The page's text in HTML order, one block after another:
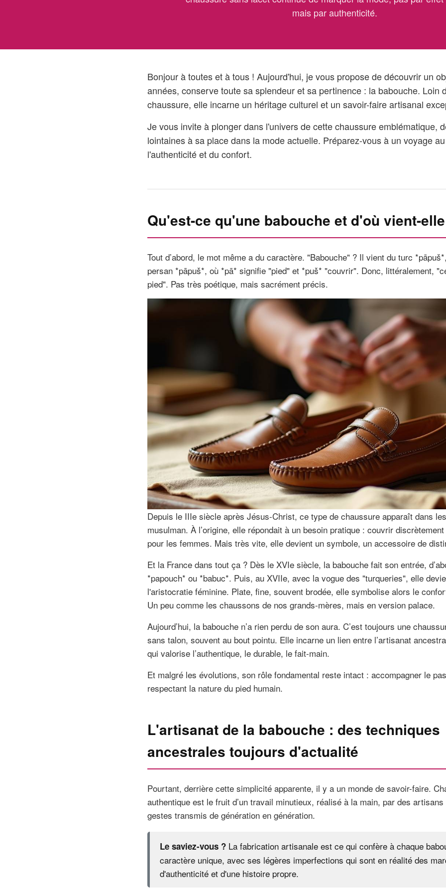
mais par authenticité.
Bonjour à toutes et à tous ! Aujourd'hui, je vous propose de découvrir un
années, conserve toute sa splendeur et sa pertinence : la babouche. Loin
chaussure, elle incarne un héritage culturel et un savoir-faire artisanal
Je vous invite à plonger dans l'univers de cette chaussure emblématique,
lointaines à sa place dans la mode actuelle. Préparez-vous à un voyage
l'authenticité et du confort.
Qu'est-ce qu'une babouche et d'où vient-
Tout d’abord, le mot même a du caractère. "Babouche" ? Il vient du turc
persan *pāpuš*, où *pā* signifie "pied" et *puš* "couvrir". Donc, littéralement,
pied". Pas très poétique, mais sacrément précis.
Depuis le IIIe siècle après Jésus-Christ, ce type de chaussure apparaît dans
musulman. À l’origine, elle répondait à un besoin pratique : couvrir
pour les femmes. Mais très vite, elle devient un symbole, un accessoire de
Et la France dans tout ça ? Dès le XVIe siècle, la babouche fait son entrée,
*papouch* ou *babuc*. Puis, au XVIIe, avec la vogue des "turqueries", elle
l'aristocratie féminine. Plate, fine, souvent brodée, elle symbolise alors le
Un peu comme les chaussons de nos grands-mères, mais en version palace.
Aujourd’hui, la babouche n’a rien perdu de son aura. C’est toujours une
sans talon, souvent au bout pointu. Elle incarne un lien entre l’artisanat
qui valorise l’authentique, le durable, le fait-main.
Et malgré les évolutions, son rôle fondamental reste intact : accompagner le
respectant la nature du pied humain.
L'artisanat de la babouche : des techniques
ancestrales toujours d'actualité
Pourtant, derrière cette simplicité apparente, il y a un monde de savoir-faire.
authentique est le fruit d’un travail minutieux, réalisé à la main, par des
gestes transmis de génération en génération.
Le saviez-vous ? La fabrication artisanale est ce qui confère à chaque
caractère unique, avec ses légères imperfections qui sont en réalité des
d'authenticité et d'une histoire propre.